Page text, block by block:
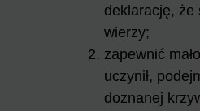
deklarację, że
wierzy;
zapewnić
uczynił,
doznanej